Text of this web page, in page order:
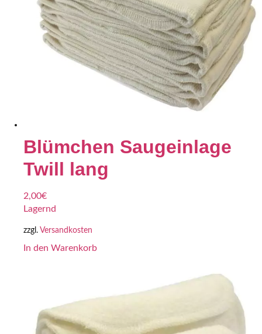
Blümchen Saugeinlage
Twill lang
2,00€
Lagernd
zzgl. Versandkosten
In den Warenkorb